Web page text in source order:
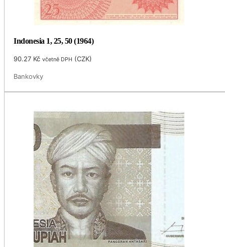
Indonesia 1, 25, 50 (1964)
90.27 Kč včetně DPH (CZK)
Bankovky